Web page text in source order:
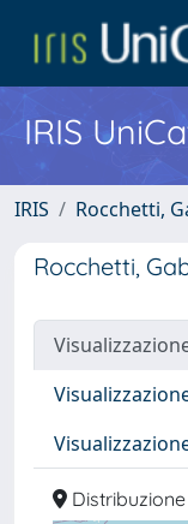
IRIS
IRIS Rocchetti,
Rocchetti,